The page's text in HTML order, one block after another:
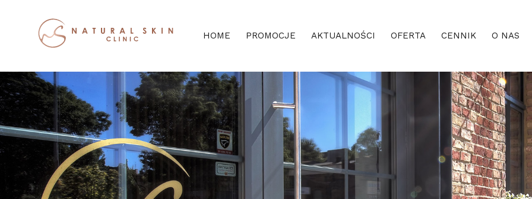
HOME PROMOCJE AKTUALNOŚCI OFERTA CENNIK O NAS